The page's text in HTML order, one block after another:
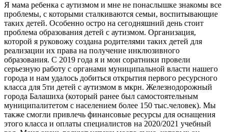
Я мама ребенка с аутизмом и мне не понаслышке знакомы все
проблемы, с которыми сталкиваются семьи, воспитывающие
таких детей. Особенно остро на сегодняшний день стоит
проблема образования детей с аутизмом. Организация,
которой я руковожу создана родителями таких детей для
реализации их права на получение инклюзивного
образования. С 2019 года я и мои соратники провели
серьезную работу с органами муниципальной власти нашего
города и нам удалось добиться открытия первого ресурсного
класса для 5ти детей с аутизмом в мкрн. Железнодорожный
города Балашиха (который ранее был самостоятельным
муниципалитетом с населением более 150 тыс.человек). Мы
также смогли привлечь финансовые ресурсы для оснащения
этого класса и оплаты специалистов на 2020/2021 учебный